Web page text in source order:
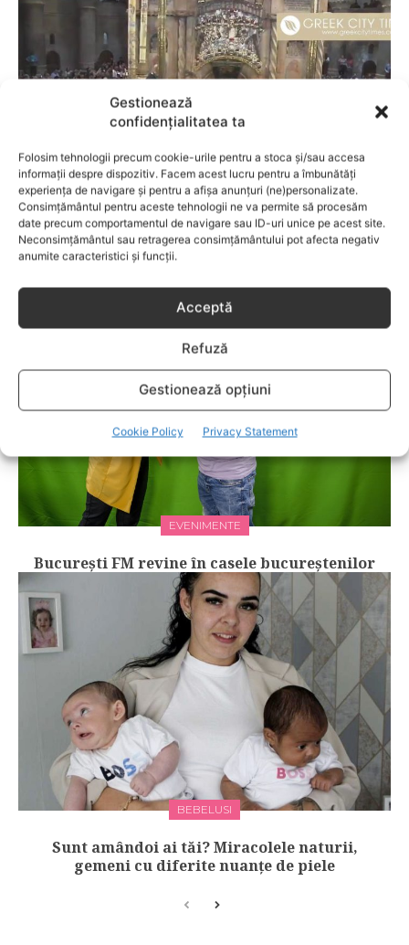
Gestionează
confidențialitatea ta
Folosim tehnologii precum cookie-urile pentru a stoca și/sau accesa
informații despre dispozitiv. Facem acest lucru pentru a îmbunătăți
experiența de navigare și pentru a afișa anunțuri (ne)personalizate.
Consimțământul pentru aceste tehnologii ne va permite să procesăm
date precum comportamentul de navigare sau ID-uri unice pe acest site.
Neconsimțământul sau retragerea consimțământului pot afecta negativ
anumite caracteristici și funcții.
Acceptă
Refuză
Gestionează opțiuni
Cookie Policy Privacy Statement
EVENIMENTE
LIVE VIDEO Pogorârea Luminii Sfinte din
EVENIMENTE
Bucureşti FM revine în casele bucureștenilor
BEBELUSI
Sunt amândoi ai tăi? Miracolele naturii,
gemeni cu diferite nuanțe de piele